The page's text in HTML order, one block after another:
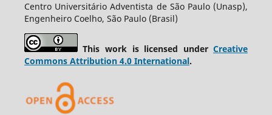
Centro Universitário Adventista de São Paulo (Unasp),
Engenheiro Coelho, São Paulo (Brasil)
This work is licensed underCreative
Commons Attribution 4.0 International.